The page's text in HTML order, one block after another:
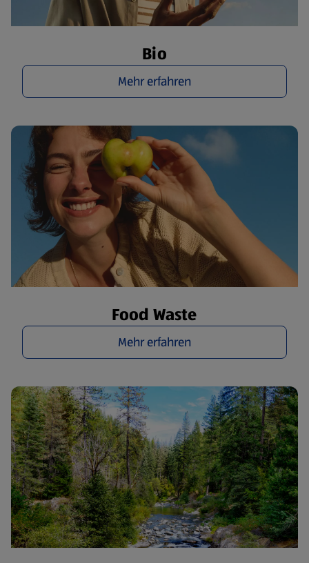
Bio
Mehr erfahren
Food Waste
Mehr erfahren